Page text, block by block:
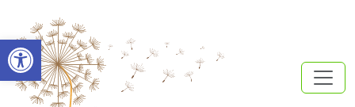
Open toolbar